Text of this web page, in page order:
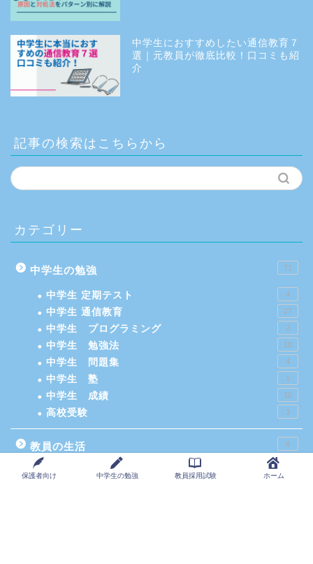
中学生におすすめしたい通信教育７
選｜元教員が徹底比較！口コミも紹
介
記事の検索はこちらから
カテゴリー
中学生の勉強 71
中学生 定期テスト 4
中学生 通信教育 27
中学生 プログラミング 2
中学生 勉強法 18
中学生 問題集 4
中学生 塾 1
中学生 成績 10
高校受験 3
教員の生活 6
教員採用試験
保護者向け 中学生の勉強 教員採用試験 ホーム